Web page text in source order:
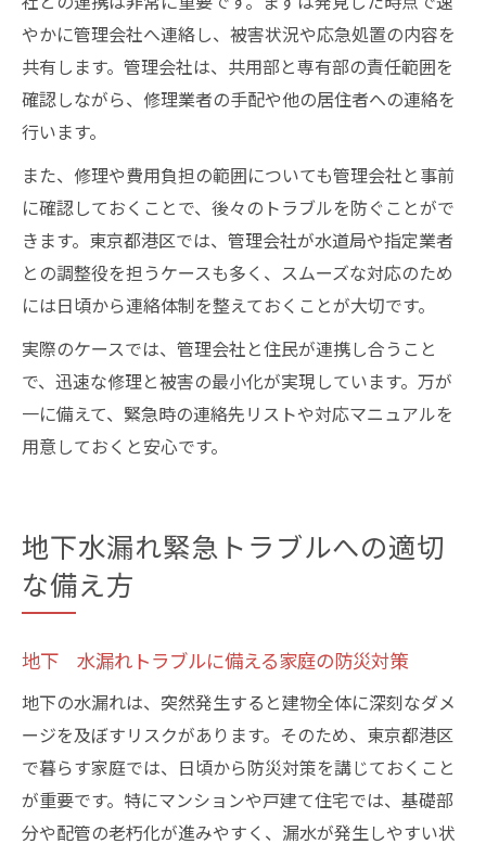
やかに管理会社へ連絡し、被害状況や応急処置の内容を
共有します。管理会社は、共用部と専有部の責任範囲を
確認しながら、修理業者の手配や他の居住者への連絡を
行います。
また、修理や費用負担の範囲についても管理会社と事前
に確認しておくことで、後々のトラブルを防ぐことがで
きます。東京都港区では、管理会社が水道局や指定業者
との調整役を担うケースも多く、スムーズな対応のため
には日頃から連絡体制を整えておくことが大切です。
実際のケースでは、管理会社と住民が連携し合うこと
で、迅速な修理と被害の最小化が実現しています。万が
一に備えて、緊急時の連絡先リストや対応マニュアルを
用意しておくと安心です。
地下水漏れ緊急トラブルへの適切
な備え方
地下 水漏れトラブルに備える家庭の防災対策
地下の水漏れは、突然発生すると建物全体に深刻なダメ
ージを及ぼすリスクがあります。そのため、東京都港区
で暮らす家庭では、日頃から防災対策を講じておくこと
が重要です。特にマンションや戸建て住宅では、基礎部
分や配管の老朽化が進みやすく、漏水が発生しやすい状